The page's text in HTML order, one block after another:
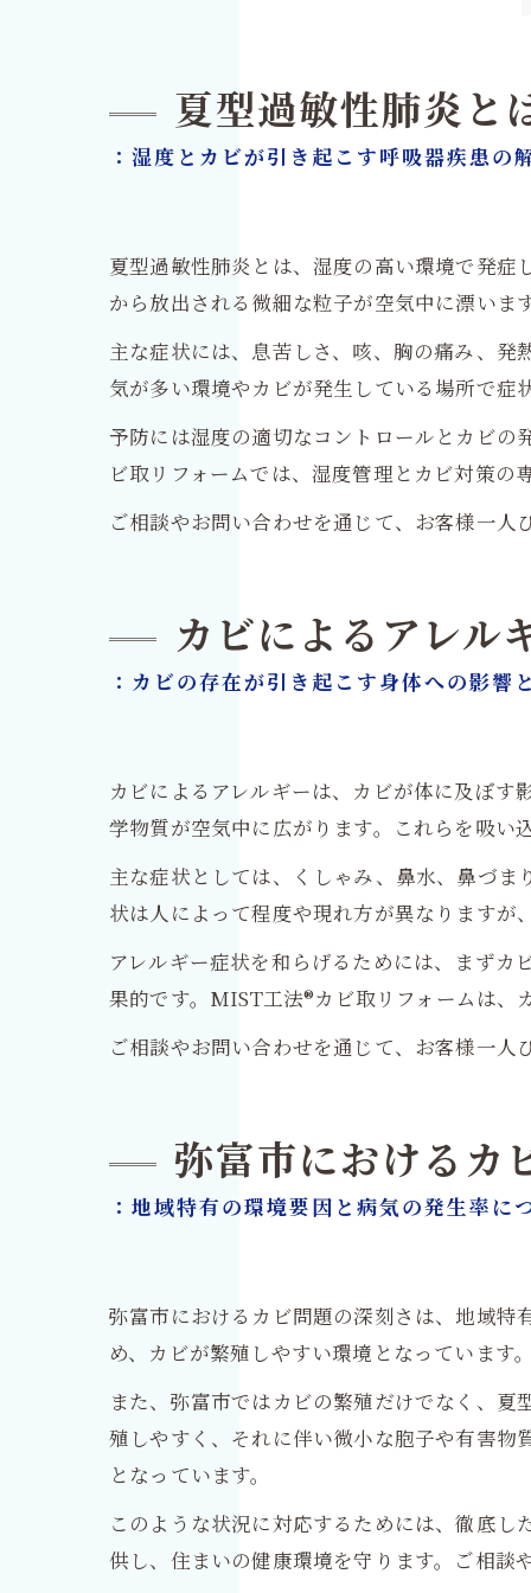
夏型過敏性肺炎と
：湿度とカビが引き起こす呼吸器疾患の
夏型過敏性肺炎とは、湿度の高い環境で発症
から放出される微細な粒子が空気中に漂いま
主な症状には、息苦しさ、咳、胸の痛み、
気が多い環境やカビが発生している場所で症
予防には湿度の適切なコントロールとカビ
ビ取リフォームでは、湿度管理とカビ対策の
ご相談やお問い合わせを通じて、お客様一人
カビによるアレル
：カビの存在が引き起こす身体への影響
カビによるアレルギーは、カビが体に及ぼ
学物質が空気中に広がります。これらを吸い
主な症状としては、くしゃみ、鼻水、鼻づ
状は人によって程度や現れ方が異なりますが
アレルギー症状を和らげるためには、まず
果的です。MIST工法®カビ取リフォームは、
ご相談やお問い合わせを通じて、お客様一人
弥富市におけるカ
：地域特有の環境要因と病気の発生率に
弥富市におけるカビ問題の深刻さは、地域特
め、カビが繁殖しやすい環境となっています
また、弥富市ではカビの繁殖だけでなく、
殖しやすく、それに伴い微小な胞子や有害物
となっています。
このような状況に対応するためには、徹底
供し、住まいの健康環境を守ります。ご相談